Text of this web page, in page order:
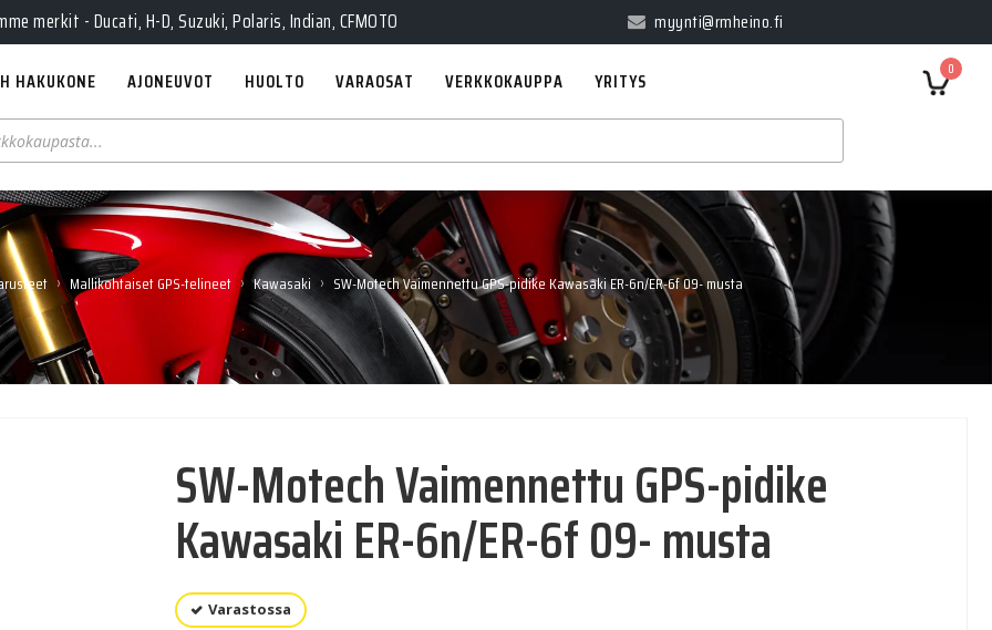
merkit - Ducati, H-D, Suzuki, Polaris, Indian, CFMOTO myynti@rmheino.fi
0
HAKUKONE AJONEUVOT HUOLTO VARAOSAT VERKKOKAUPPA YRITYS
› Mallikohtaiset GPS-telineet › Kawasaki › SW-Motech Vaimennettu GPS-pidike Kawasaki ER-6n/ER-6f 09- musta
SW-Motech Vaimennettu GPS-pidike
Kawasaki ER-6n/ER-6f 09- musta
Varastossa